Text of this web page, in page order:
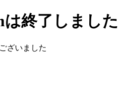
は終了しました
ざいました